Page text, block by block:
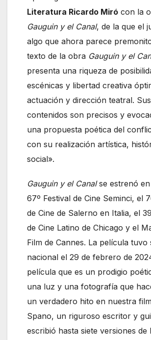
Literatura Ricardo Miró con la
Gauguin y el Canal, de la que el
algo que ahora parece
texto de la obra Gauguin y el
presenta una riqueza de
escénicas y libertad creativa
actuación y dirección teatral. Sus
contenidos son precisos y
una propuesta poética del
con su realización artística,
social».
Gauguin y el Canalse estrenó
67º Festival de Cine Seminci, el
de Cine de Salerno en Italia, el
de Cine Latino de Chicago y el
Film de Cannes. La película tuvo
nacional el 29 de febrero de
película que es un prodigio
una luz y una fotografía que
un verdadero hito en nuestra
Spano, un riguroso escritor y
escribió hasta siete versiones de